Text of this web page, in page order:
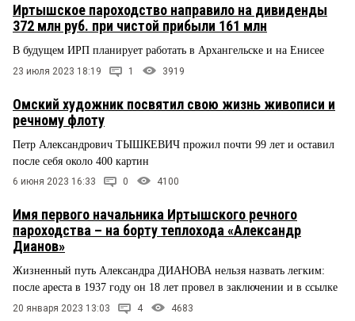
Иртышское пароходство направило на дивиденды
372 млн руб. при чистой прибыли 161 млн
В будущем ИРП планирует работать в Архангельске и на Енисее
23 июля 2023 18:19 1 3919
Омский художник посвятил свою жизнь живописи и
речному флоту
Петр Александрович ТЫШКЕВИЧ прожил почти 99 лет и оставил
после себя около 400 картин
6 июня 2023 16:33 0 4100
Имя первого начальника Иртышского речного
пароходства – на борту теплохода «Александр
Дианов»
Жизненный путь Александра ДИАНОВА нельзя назвать легким:
после ареста в 1937 году он 18 лет провел в заключении и в ссылке
20 января 2023 13:03 4 4683